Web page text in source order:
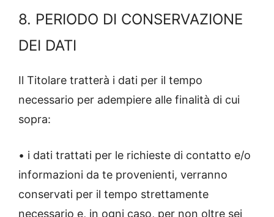
8. PERIODO DI CONSERVAZIONE
DEI DATI
Il Titolare tratterà i dati per il tempo
necessario per adempiere alle finalità di cui
sopra:
• i dati trattati per le richieste di contatto e/o
informazioni da te provenienti, verranno
conservati per il tempo strettamente
necessario e, in ogni caso, per non oltre sei